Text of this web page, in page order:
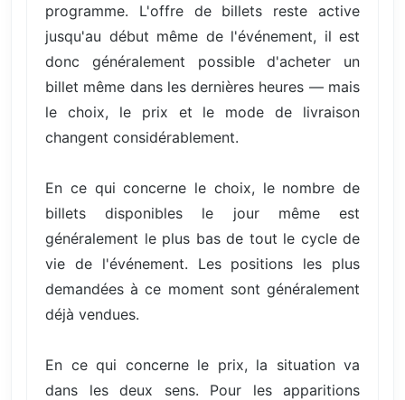
programme. L'offre de billets reste active
jusqu'au début même de l'événement, il est
donc généralement possible d'acheter un
billet même dans les dernières heures — mais
le choix, le prix et le mode de livraison
changent considérablement.
En ce qui concerne le choix, le nombre de
billets disponibles le jour même est
généralement le plus bas de tout le cycle de
vie de l'événement. Les positions les plus
demandées à ce moment sont généralement
déjà vendues.
En ce qui concerne le prix, la situation va
dans les deux sens. Pour les apparitions